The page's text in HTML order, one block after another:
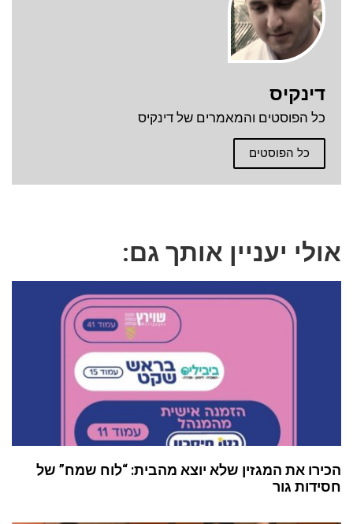
דינקיס
כל הפוסטים והמאמרים של דינקיס
כל הפוסטים
אולי יעניין אותך גם:
הכירו את המגזין שלא יוצא מהבית: “לוח שמח” של
חסידות גור